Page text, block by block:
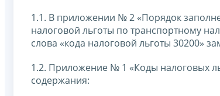
1.1. В приложении № 2 «Порядок
налоговой льготы по транспортному
слова «кода налоговой льготы 30200»
1.2. Приложение № 1 «Коды налоговых
содержания: